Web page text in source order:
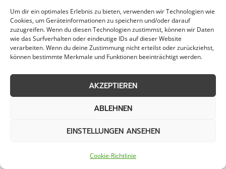
Um dir ein optimales Erlebnis zu bieten, verwenden wir Technologien wie
Cookies, um Geräteinformationen zu speichern und/oder darauf
zuzugreifen. Wenn du diesen Technologien zustimmst, können wir Daten
wie das Surfverhalten oder eindeutige IDs auf dieser Website
verarbeiten. Wenn du deine Zustimmung nicht erteilst oder zurückziehst,
können bestimmte Merkmale und Funktionen beeinträchtigt werden.
AKZEPTIEREN
ABLEHNEN
EINSTELLUNGEN ANSEHEN
Cookie-Richtlinie
um das Fachwissen der Mitarbeiter stets auf
dem neuesten Stand zu halten. Dadurch kann
der Bereitschaftsdienst in Geilenkirchen auch
zukünftigen Herausforderungen gewachsen
sein und innovative Lösungen für die Bürger
und Unternehmen bereitstellen. Mit einem
breiten Spektrum an Dienstleistungen und
einem engagierten Team ist der
für die lokale Gemeinschaft.